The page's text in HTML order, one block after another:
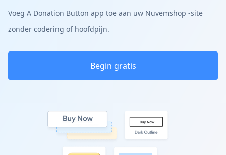
Voeg A Donation Button app toe aan uw Nuvemshop -site
zonder codering of hoofdpijn.
Begin gratis